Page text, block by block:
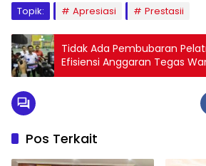
Topik:
Apresiasi Prestasii
Tidak Ada Pembubaran
Efisiensi Anggaran Tegas
Pos Terkait